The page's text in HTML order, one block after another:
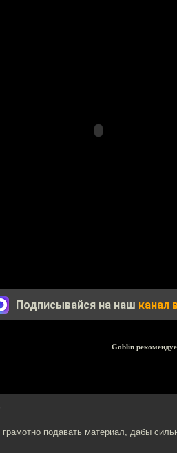
Подписывайся на наш канал
Goblin
грамотно подавать материал, дабы